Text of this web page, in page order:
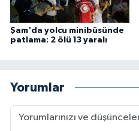
Şam'da yolcu minibüsünde
patlama: 2 ölü 13 yaralı
Yorumlar